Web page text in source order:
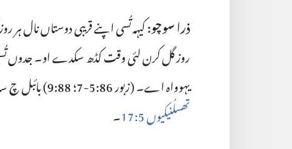
ذرا سوچو:‏کیہہ تُسی اپنے قریبی دوستاں نال
روز گل کرن لئی وقت کڈھ سکدے او۔ جدوں
یہوواہ اے۔ (‏زبور 86:‏5-‏7؛‏ ‏)‏ بائبل چ
تھسلُنیکیوں 5:‏17
‏۔‏